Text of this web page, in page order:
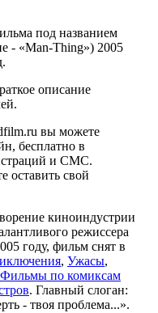
под названием
- «Man-Thing») 2005
описание
вы можете
бесплатно в
и СМС.
оставить свой
киноиндустрии
режиссера
году, фильм снят в
, Ужасы,
Фильмы по комиксам
. Главный слоган:
- твоя проблема...».